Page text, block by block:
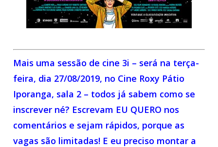
Mais uma sessão de cine 3i – será na terça-
feira, dia 27/08/2019, no Cine Roxy Pátio
Iporanga, sala 2 – todos já sabem como se
inscrever né? Escrevam EU QUERO nos
comentários e sejam rápidos, porque as
vagas são limitadas! E eu preciso montar a